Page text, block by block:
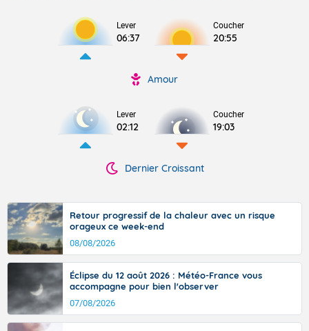
Lever
06:37
Coucher
20:55
Amour
Lever
02:12
Coucher
19:03
Dernier Croissant
Retour progressif de la chaleur avec un risque
orageux ce week-end
08/08/2026
Éclipse du 12 août 2026 : Météo-France vous
accompagne pour bien l'observer
07/08/2026